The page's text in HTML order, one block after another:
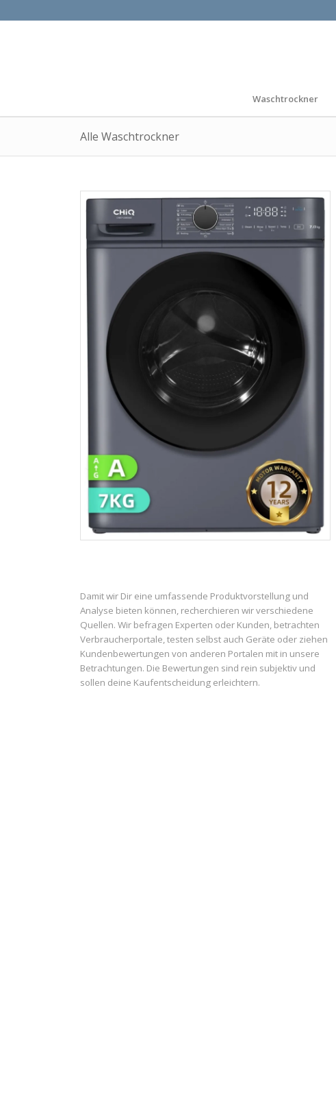
Waschtrockner
Alle Waschtrockner
Damit wir Dir eine umfassende Produktvorstellung und
Analyse bieten können, recherchieren wir verschiedene
Quellen. Wir befragen Experten oder Kunden, betrachten
Verbraucherportale, testen selbst auch Geräte oder ziehen
Kundenbewertungen von anderen Portalen mit in unsere
Betrachtungen. Die Bewertungen sind rein subjektiv und
sollen deine Kaufentscheidung erleichtern.